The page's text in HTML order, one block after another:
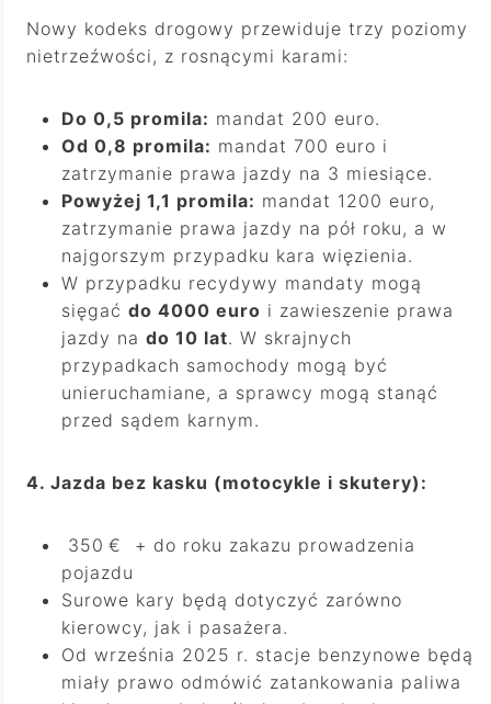
Nowy kodeks drogowy przewiduje trzy poziomy
nietrzeźwości, z rosnącymi karami:
Do 0,5 promila: mandat 200 euro.
Od 0,8 promila: mandat 700 euro i
zatrzymanie prawa jazdy na 3 miesiące.
Powyżej 1,1 promila: mandat 1200 euro,
zatrzymanie prawa jazdy na pół roku, a w
najgorszym przypadku kara więzienia.
W przypadku recydywy mandaty mogą
sięgać do 4000 euro i zawieszenie prawa
jazdy na do 10 lat. W skrajnych
przypadkach samochody mogą być
unieruchamiane, a sprawcy mogą stanąć
przed sądem karnym.
4. Jazda bez kasku (motocykle i skutery):
350 €
+ do roku zakazu prowadzenia
pojazdu
Surowe kary będą dotyczyć zarówno
kierowcy, jak i pasażera.
Od września 2025 r. stacje benzynowe będą
miały prawo odmówić zatankowania paliwa